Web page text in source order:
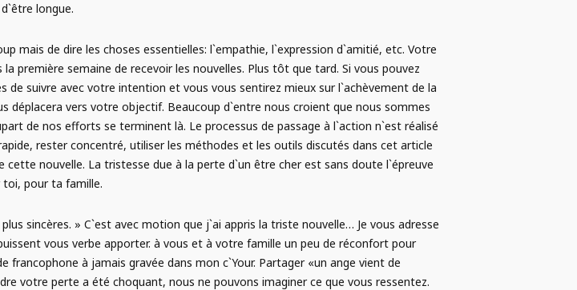
longue.
mais de dire les choses essentielles: l`empathie, l`expression d`amitié, etc. Votre
première semaine de recevoir les nouvelles. Plus tôt que tard. Si vous pouvez
suivre avec votre intention et vous vous sentirez mieux sur l`achèvement de la
déplacera vers votre objectif. Beaucoup d`entre nous croient que nous sommes
de nos efforts se terminent là. Le processus de passage à l`action n`est réalisé
rester concentré, utiliser les méthodes et les outils discutés dans cet article
nouvelle. La tristesse due à la perte d`un être cher est sans doute l`épreuve
toi, pour ta famille.
sincères. » C`est avec motion que j`ai appris la triste nouvelle… Je vous adresse
vous verbe apporter. à vous et à votre famille un peu de réconfort pour
francophone à jamais gravée dans mon c`Your. Partager «un ange vient de
votre perte a été choquant, nous ne pouvons imaginer ce que vous ressentez.